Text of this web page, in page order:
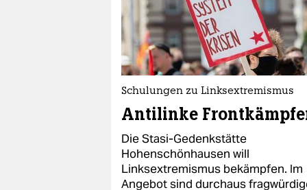
Schulungen zu Linksextremismus
Antilinke
Die Stasi-Gedenkstätte
Hohenschönhausen will
Linksextremismus bekämpfen. Im
Angebot sind durchaus